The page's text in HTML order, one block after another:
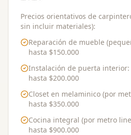
Precios orientativos de
sin incluir materiales):
Reparación de mueble
hasta $150.000
Instalación de puerta interior
hasta $200.000
Closet en melaminico (por
hasta $350.000
Cocina integral (por metro
hasta $900.000